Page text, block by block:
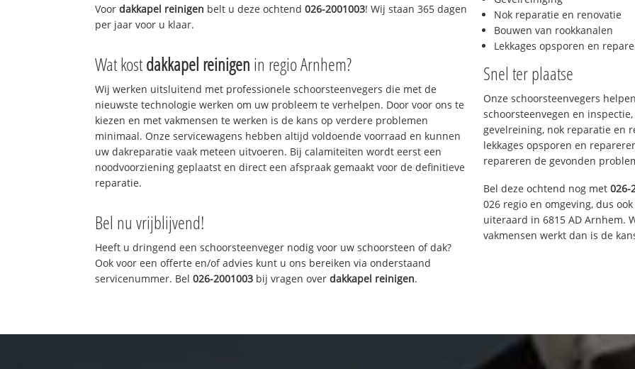
Voordakkapel reinigen belt u deze ochtend026-2001003! Wij staan 365 dagen
per jaar voor u klaar.
Wat kostdakkapel reinigen in regio Arnhem?
Wij werken uitsluitend met professionele schoorsteenvegers die met de
nieuwste technologie werken om uw probleem te verhelpen. Door voor ons te
kiezen en met vakmensen te werken is de kans op verdere problemen
minimaal. Onze servicewagens hebben altijd voldoende voorraad en kunnen
uw dakreparatie vaak meteen uitvoeren. Bij calamiteiten wordt eerst een
noodvoorziening geplaatst en direct een afspraak gemaakt voor de definitieve
reparatie.
Bel nu vrijblijvend!
Heeft u dringend een schoorsteenveger nodig voor uw schoorsteen of dak?
Ook voor een offerte en/of advies kunt u ons bereiken via onderstaand
servicenummer. Bel026-2001003 bij vragen overdakkapel reinigen.
Nok reparatie en renovatie
Bouwen van rookkanalen
Lekkages opsporen en
Snel ter plaatse
Onze schoorsteenvegers
schoorsteenvegen en
gevelreining, nok reparatie en
lekkages opsporen en
repareren de gevonden
Bel deze ochtend nog met 026-
026 regio en omgeving, dus
uiteraard in 6815 AD Arnhem.
vakmensen werkt dan is de